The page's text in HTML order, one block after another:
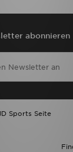
abonnieren
Sports Seite